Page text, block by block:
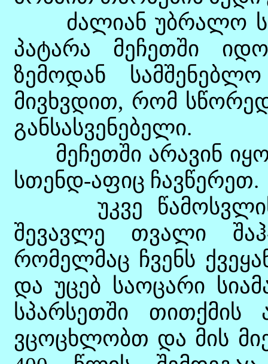
ძალიან უბრალო
პატარა მეჩეთში
ზემოდან
მივხვდით, რომ
განსასვენებელი.
მეჩეთში არავინ
სთენდ-აფიც ჩავწერეთ.
უკვე წამოსვლის
შევავლე თვალი
რომელმაც ჩვენს
და უცებ საოცარი
სპარსეთში თითქმის
ვცოცხლობთ და მის